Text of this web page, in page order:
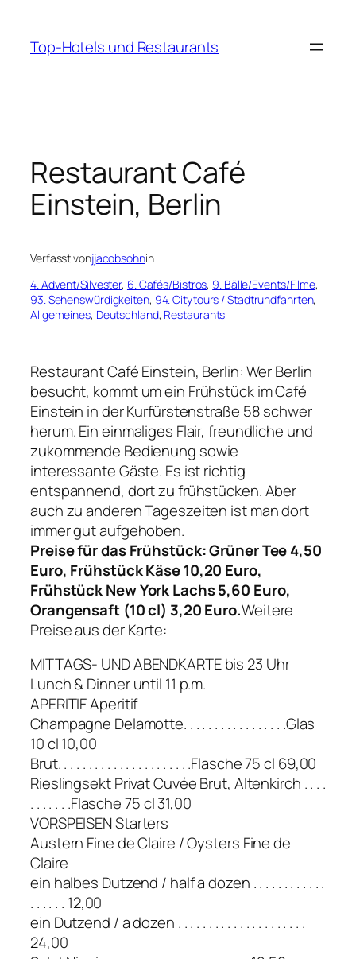
springen
Top-Hotels und Restaurants
Restaurant Café
Einstein, Berlin
Verfasst vonjjacobsohnin
4. Advent/Silvester, 6. Cafés/Bistros, 9. Bälle/Events/Filme
93. Sehenswürdigkeiten, 94. Citytours / Stadtrundfahrten
Allgemeines, Deutschland, Restaurants
Restaurant Café Einstein, Berlin: Wer Berlin
besucht, kommt um ein Frühstück im Café
Einstein in der Kurfürstenstraße 58 schwer
herum. Ein einmaliges Flair, freundliche und
zukommende Bedienung sowie
interessante Gäste. Es ist richtig
entspannend, dort zu frühstücken. Aber
auch zu anderen Tageszeiten ist man dort
immer gut aufgehoben.
Preise für das Frühstück: Grüner Tee 4,50
Euro, Frühstück Käse 10,20 Euro,
Frühstück New York Lachs 5,60 Euro,
Orangensaft (10 cl) 3,20 Euro.Weitere
Preise aus der Karte:
MITTAGS- UND ABENDKARTE bis 23 Uhr
Lunch & Dinner until 11 p.m.
APERITIF Aperitif
Champagne Delamotte. . . . . . . . . . . . . . . . .Glas
10 cl 10,00
Brut. . . . . . . . . . . . . . . . . . . . . .Flasche 75 cl 69,00
Rieslingsekt Privat Cuvée Brut, Altenkirch . . . .
. . . . . . .Flasche 75 cl 31,00
VORSPEISEN Starters
Austern Fine de Claire / Oysters Fine de
Claire
ein halbes Dutzend / half a dozen . . . . . . . . . . . .
. . . . . . 12,00
ein Dutzend / a dozen . . . . . . . . . . . . . . . . . . . . .
24,00